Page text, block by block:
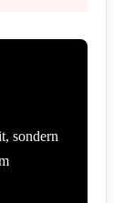
sondern